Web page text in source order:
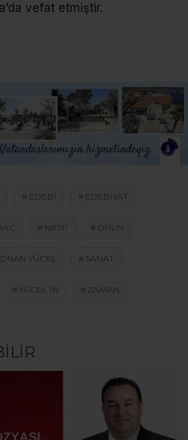
vefat etmiştir.
EDEBI EDEBIYAT
NBSP ONUN
YÜCEL SANAT
YÜCEL IN ZAMAN